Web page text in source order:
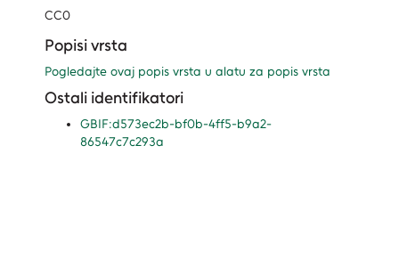
CC0
Popisi vrsta
Pogledajte ovaj popis vrsta u alatu za popis vrsta
Ostali identifikatori
GBIF:d573ec2b-bf0b-4ff5-b9a2-
86547c7c293a